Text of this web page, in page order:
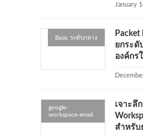
January
Basic ระดับกลาง
ยกระดั
องค์กร
google-
workspace-email
เจาะลึ
สำหรับ